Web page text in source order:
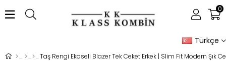
Türkçe
0
Taş Rengi Ekoseli Blazer Tek Ceket Erkek | Slim Fit Modern Şık